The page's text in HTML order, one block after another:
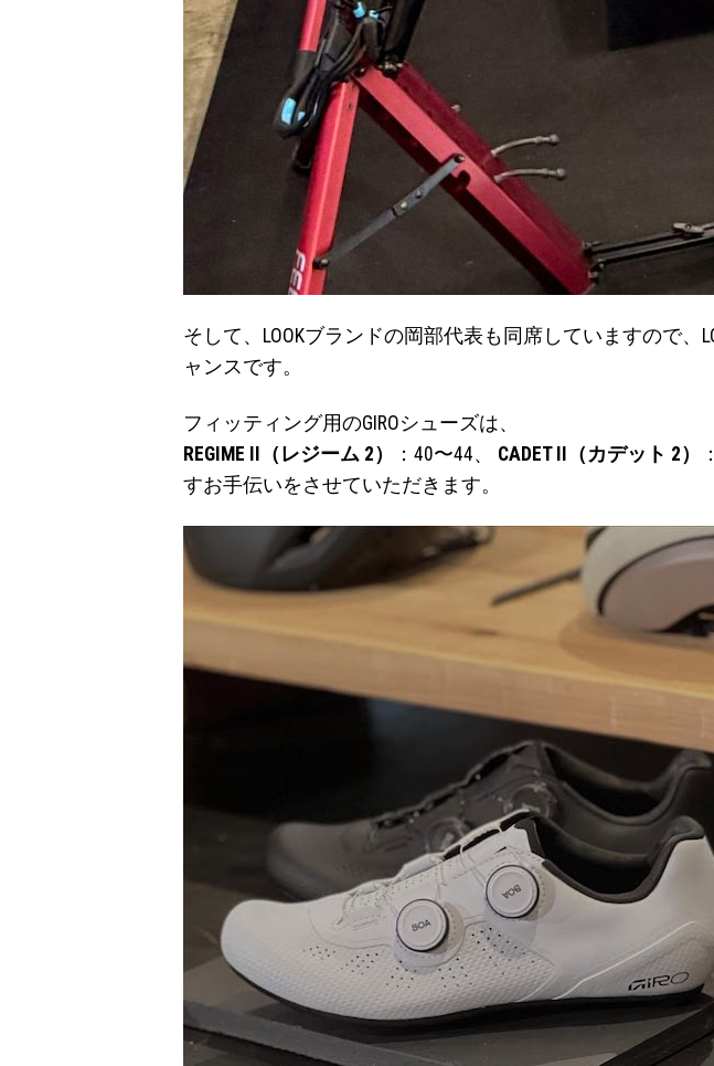
そして、LOOKブランドの岡部代表も同席していますので
ャンスです。
フィッティング用のGIROシューズは、
REGIME II（レジーム 2）
：40〜44、 CADET II（カデット 2）
すお手伝いをさせていただきます。